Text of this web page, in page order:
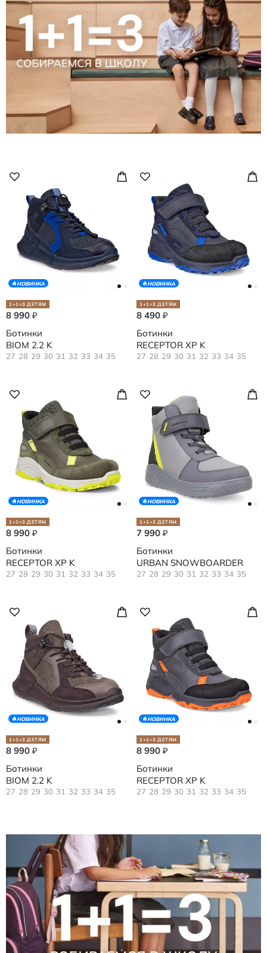
НОВИНКА
1+1=3 ДЕТЯМ
8 990 ₽
Ботинки
BIOM 2.2 K
27 28 29 30 31 32 33 34 35
НОВИНКА
1+1=3 ДЕТЯМ
8 490 ₽
Ботинки
RECEPTOR XP K
27 28 29 30 31 32 33 34 35
НОВИНКА
1+1=3 ДЕТЯМ
8 990 ₽
Ботинки
RECEPTOR XP K
27 28 29 30 31 32 33 34 35
НОВИНКА
1+1=3 ДЕТЯМ
7 990 ₽
Ботинки
URBAN SNOWBOARDER
27 28 29 30 31 32 33 34 35
НОВИНКА
1+1=3 ДЕТЯМ
8 990 ₽
Ботинки
BIOM 2.2 K
27 28 29 30 31 32 33 34 35
НОВИНКА
1+1=3 ДЕТЯМ
8 990 ₽
Ботинки
RECEPTOR XP K
27 28 29 30 31 32 33 34 35